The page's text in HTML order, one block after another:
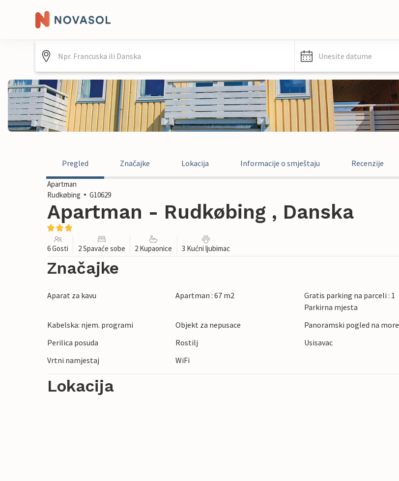
Unesite datume
Pregled Značajke Lokacija Informacije o smještaju Recenzije
Apartman
Rudkøbing
G10629
Apartman - Rudkøbing , Danska
6 Gosti 2 Spavaće sobe 2 Kupaonice 3 Kućni ljubimac
Značajke
Aparat za kavu Apartman : 67 m2
Gratis parking na parceli : 1
Parkirna mjesta
Kabelska: njem. programi
Objekt za nepusace
Panoramski pogled na more
Perilica posuda
Rostilj
Usisavac
Vrtni namjestaj
WiFi
Lokacija